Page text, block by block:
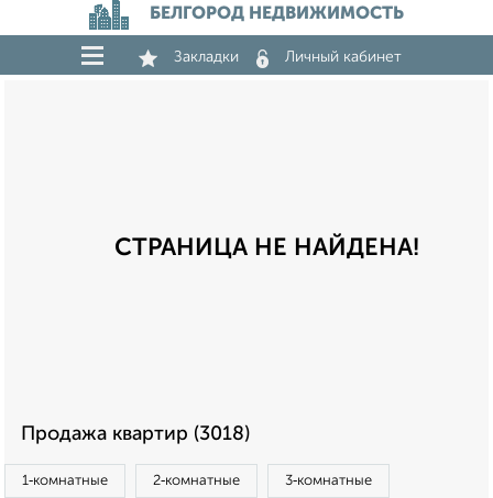
БЕЛГОРОД НЕДВИЖИМОСТЬ
Закладки Личный кабинет
СТРАНИЦА НЕ НАЙДЕНА!
Продажа квартир (3018)
1‑комнатные 2‑комнатные 3‑комнатные